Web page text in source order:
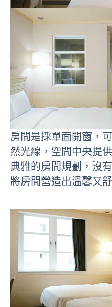
房間是採單面開窗，
然光線，空間中央提
典雅的房間規劃，沒
將房間營造出溫馨又